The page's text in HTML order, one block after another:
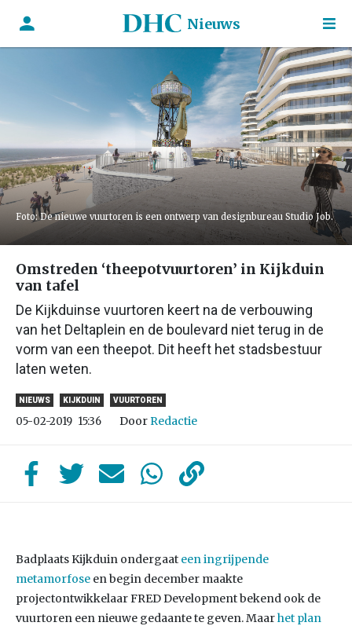
Nieuws
Foto: De nieuwe vuurtoren is een ontwerp van designbureau Studio Job.
Omstreden ‘theepotvuurtoren’ in Kijkduin
van tafel
De Kijkduinse vuurtoren keert na de verbouwing
van het Deltaplein en de boulevard niet terug in de
vorm van een theepot. Dit heeft het stadsbestuur
laten weten.
NIEUWS KIJKDUIN VUURTOREN
05-02-2019 15:36 DoorRedactie
Badplaats Kijkduin ondergaat een ingrijpende
metamorfose en begin december maakte
projectontwikkelaar FRED Development bekend ook de
vuurtoren een nieuwe gedaante te geven. Maarhet plan